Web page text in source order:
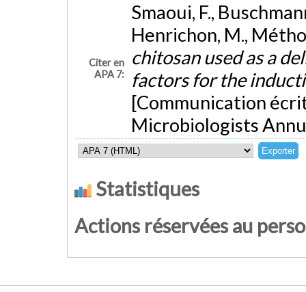
Citer en
APA 7:
Smaoui, F.,
Henrichon, M.,
chitosan used as a
factors for the
[Communication
Microbiologists
Statistiques
Actions réservées au